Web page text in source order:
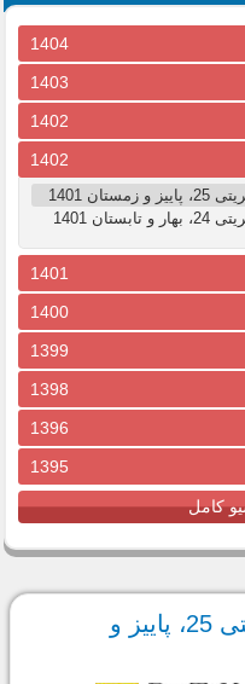
1404
1403
1402
1402
1401
1401
1401
1400
1399
1398
1396
1395
کامل
اسلام و پژوهش‌های مدیریتی 25، پاییز و